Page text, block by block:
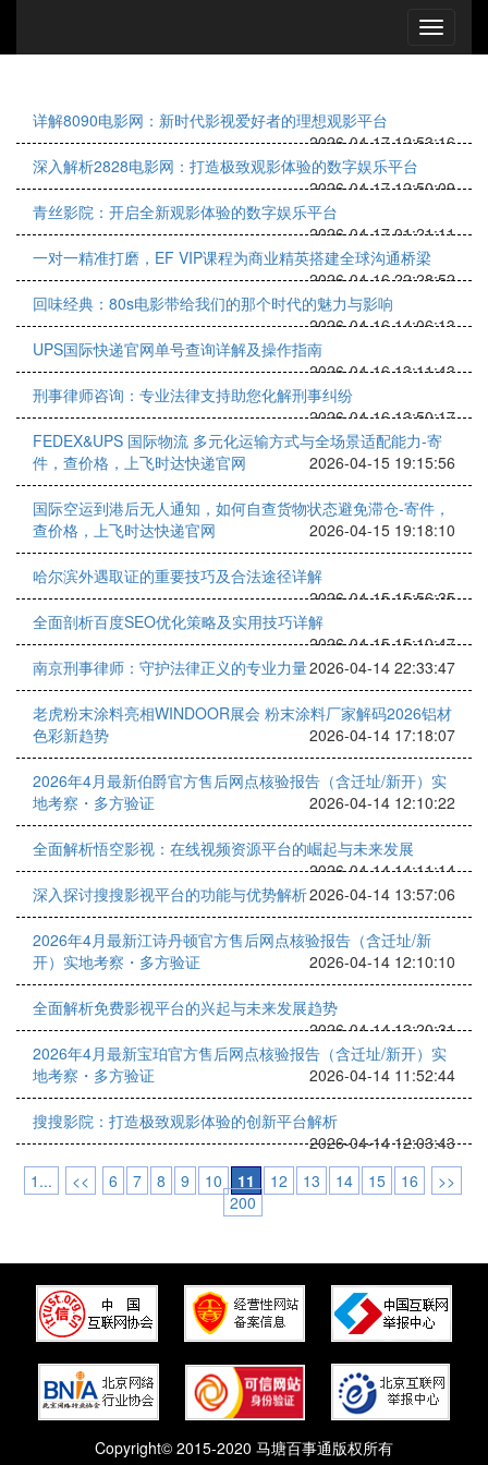
详解8090电影网：新时代影视爱好者的理想观影平台
2026-04-17 12:53:16
深入解析2828电影网：打造极致观影体验的数字娱乐平台
2026-04-17 12:50:09
青丝影院：开启全新观影体验的数字娱乐平台
2026-04-17 01:21:11
一对一精准打磨，EF VIP课程为商业精英搭建全球沟通桥梁
2026-04-16 22:28:52
回味经典：80s电影带给我们的那个时代的魅力与影响
2026-04-16 14:06:13
UPS国际快递官网单号查询详解及操作指南
2026-04-16 13:11:43
刑事律师咨询：专业法律支持助您化解刑事纠纷
2026-04-16 13:50:17
FEDEX&UPS 国际物流 多元化运输方式与全场景适配能力-寄
件，查价格，上飞时达快递官网
2026-04-15 19:15:56
国际空运到港后无人通知，如何自查货物状态避免滞仓-寄件，
查价格，上飞时达快递官网
2026-04-15 19:18:10
哈尔滨外遇取证的重要技巧及合法途径详解
2026-04-15 15:56:35
全面剖析百度SEO优化策略及实用技巧详解
2026-04-15 15:10:47
南京刑事律师：守护法律正义的专业力量2026-04-14 22:33:47
老虎粉末涂料亮相WINDOOR展会 粉末涂料厂家解码2026铝材
色彩新趋势
2026-04-14 17:18:07
2026年4月最新伯爵官方售后网点核验报告（含迁址/新开）实
地考察・多方验证
2026-04-14 12:10:22
全面解析悟空影视：在线视频资源平台的崛起与未来发展
2026-04-14 14:11:14
深入探讨搜搜影视平台的功能与优势解析2026-04-14 13:57:06
2026年4月最新江诗丹顿官方售后网点核验报告（含迁址/新
开）实地考察・多方验证
2026-04-14 12:10:10
全面解析免费影视平台的兴起与未来发展趋势
2026-04-14 13:20:31
2026年4月最新宝珀官方售后网点核验报告（含迁址/新开）实
地考察・多方验证
2026-04-14 11:52:44
搜搜影院：打造极致观影体验的创新平台解析
2026-04-14 12:03:43
1...
<< 6 7 8 9 10 11 12 13 14 15 16
>>
200
Copyright© 2015-2020 马塘百事通版权所有